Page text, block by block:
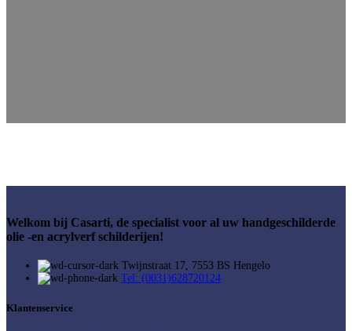
Welkom bij Casarti, de specialist voor al uw handgeschilderde
olie -en acrylverf schilderijen!
Twijnstraat 17, 7553 BS Hengelo
Tel: (0031)628720124
Klantenservice